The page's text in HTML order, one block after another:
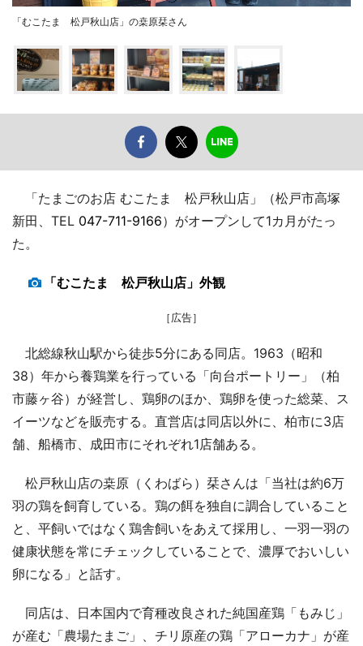
「むこたま 松戸秋山店」の桒原栞さん
「たまごのお店 むこたま 松戸秋山店」（松戸市高塚
新田、TEL 047-711-9166）がオープンして1カ月がたっ
た。
「むこたま 松戸秋山店」外観
［広告］
北総線秋山駅から徒歩5分にある同店。1963（昭和
38）年から養鶏業を行っている「向台ポートリー」（柏
市藤ヶ谷）が経営し、鶏卵のほか、鶏卵を使った総菜、ス
イーツなどを販売する。直営店は同店以外に、柏市に3店
舗、船橋市、成田市にそれぞれ1店舗ある。
松戸秋山店の桒原（くわばら）栞さんは「当社は約6万
羽の鶏を飼育している。鶏の餌を独自に調合していること
と、平飼いではなく鶏舎飼いをあえて採用し、一羽一羽の
健康状態を常にチェックしていることで、濃厚でおいしい
卵になる」と話す。
同店は、日本国内で育種改良された純国産鶏「もみじ」
が産む「農場たまご」、チリ原産の鶏「アローカナ」が産